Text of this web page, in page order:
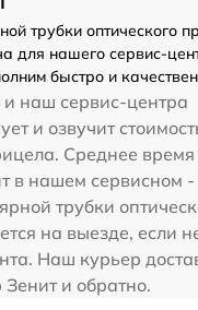
трубки оптического
для нашего сервис-
быстро и
наш сервис-центра
и озвучит
Среднее
в нашем сервисном -
трубки
на выезде, если
Наш курьер
и обратно.